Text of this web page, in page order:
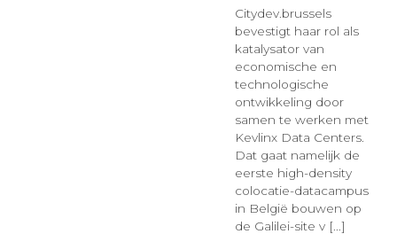
Citydev.brussels
bevestigt haar rol als
katalysator van
economische en
technologische
ontwikkeling door
samen te werken met
Kevlinx Data Centers.
Dat gaat namelijk de
eerste high-density
colocatie-datacampus
in België bouwen op
de Galilei-site v [...]